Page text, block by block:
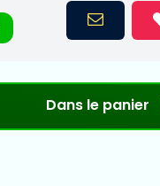
Dans le panier